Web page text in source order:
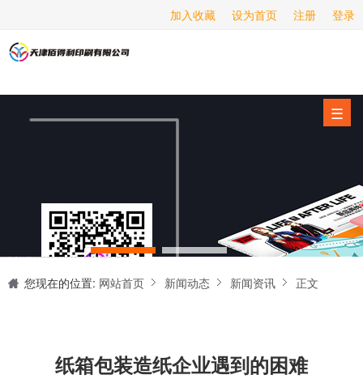
登录
注册
设为首页
加入收藏
☰
海报印刷
服务项目
新闻动态
关于我们
联系我们
您现在的位置: 网站首页 新闻动态 新闻资讯 正文
纸箱包装造纸企业遇到的困难